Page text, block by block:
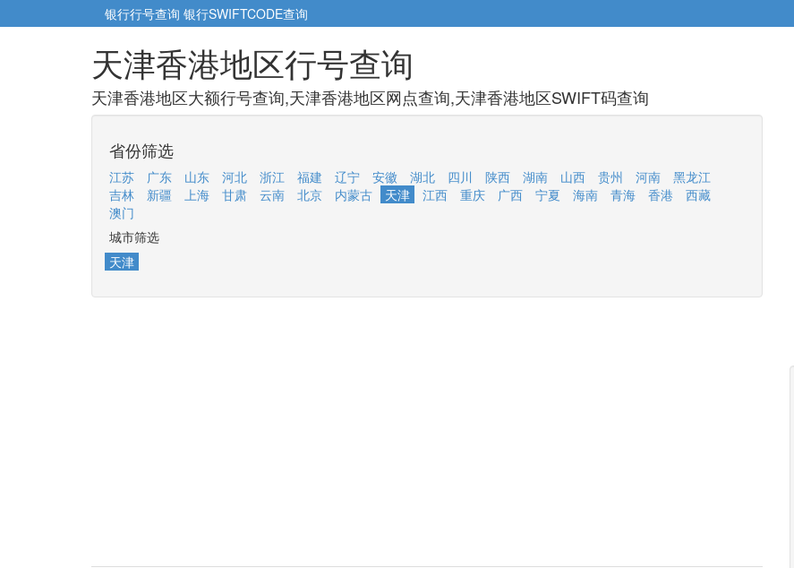
银行行号查询 银行SWIFTCODE查询
天津香港地区行号查询
天津香港地区大额行号查询,天津香港地区网点查询,天津香港地区SWIFT码查询
省份筛选
江苏 广东 山东 河北 浙江 福建 辽宁 安徽 湖北 四川 陕西 湖南 山西 贵州 河南
黑龙江
吉林
新疆 上海 甘肃 云南 北京 内蒙古 天津 江西 重庆 广西 宁夏 海南 青海 香港
西藏
澳门
城市筛选
天津